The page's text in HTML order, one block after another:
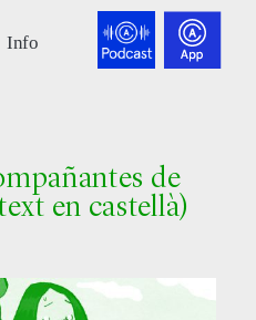
de
en castellà)